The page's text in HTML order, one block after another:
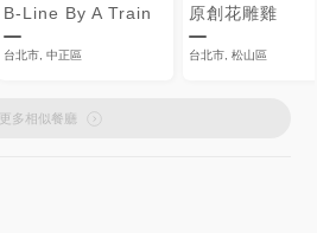
B-Line By A Train
台北市, 中正區
原創花雕雞
台北市, 松山區
更多相似餐廳